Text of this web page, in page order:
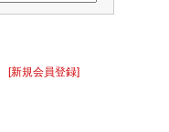
[新規会員登録]